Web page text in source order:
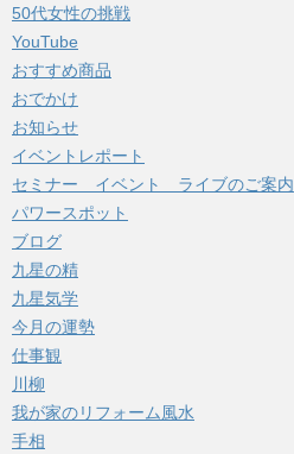
ブ
50代女性の挑戦
YouTube
おすすめ商品
おでかけ
お知らせ
イベントレポート
セミナー イベント ライブのご案内
パワースポット
ブログ
九星の精
九星気学
今月の運勢
仕事観
川柳
我が家のリフォーム風水
手相